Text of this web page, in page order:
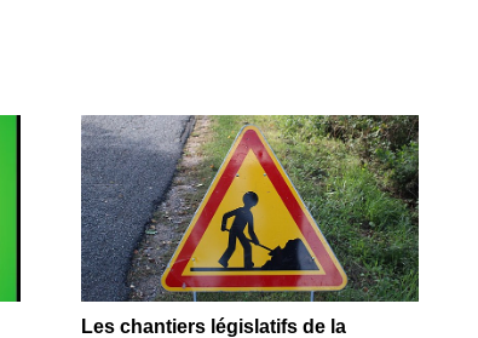
Les chantiers législatifs de la